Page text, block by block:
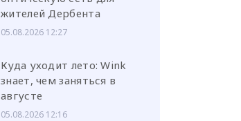
жителей Дербента
05.08.2026 12:27
Куда уходит лето: Wink
знает, чем заняться в
августе
05.08.2026 12:16